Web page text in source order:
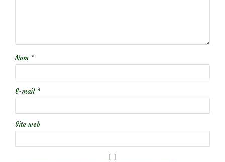
Nom *
E-mail *
Site web